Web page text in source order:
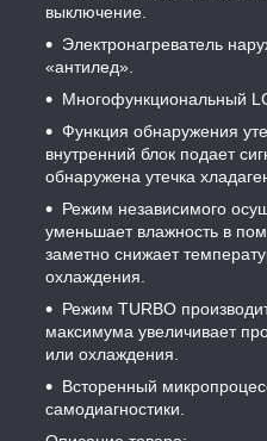
выключение.
Электронагреватель
«антилед».
Многофункциональный
Функция обнаружения
внутренний блок подает
обнаружена утечка
Режим независимого
уменьшает влажность в
заметно снижает
охлаждения.
Режим TURBO
максимума увеличивает
или охлаждения.
Всторенный
самодиагностики.